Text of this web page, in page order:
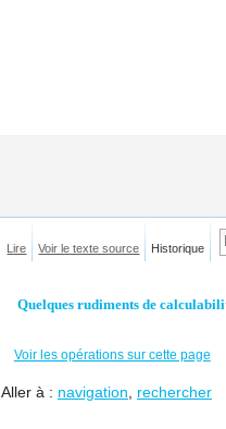
Quelques rudiments de
Voir les opérations sur cette page
Aller à : navigation, rechercher
Lire Voir le texte source Historique